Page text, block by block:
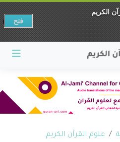
علوم القرآن الكريم
الكريم
فتح